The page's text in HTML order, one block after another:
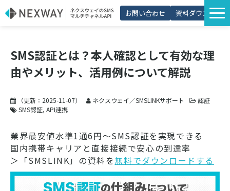
お問い合わせ 資料ダウンロード
選ばれる理由
プラン・価格
導入事例
コラム
パートナー制度
SMS認証とは？本人確認として有効な理
由やメリット、活用例について解説
（更新： 2025-11-07） ネクスウェイ／SMSLINKサポート
認証
SMS認証 API連携
業界最安値水準1通6円～SMS認証を実現できる
国内携帯キャリアと直接接続で安心の到達率
＞「SMSLINK」の資料を無料でダウンロードする